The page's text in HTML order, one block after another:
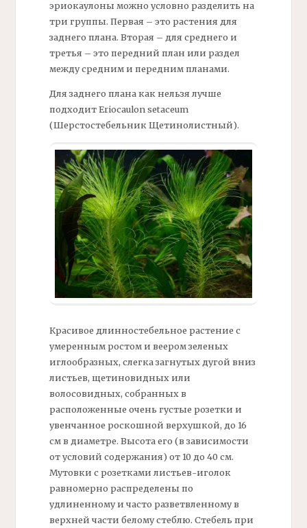
эриокаулоны можно условно разделить на
три группы. Первая – это растения для
заднего плана. Вторая – для среднего и
третья – это передний план или раздел
между средним и передним планами.
Для заднего плана как нельзя лучше
подходит Eriocaulon setaceum
(Шерстостебельник Щетинолистный).
Красивое длинностебельное растение с
умеренным ростом и веером зеленых
иглообразных, слегка загнутых дугой вниз
листьев, щетиновидных или
волосовидных, собранных в
расположенные очень густые розетки и
увенчанное роскошной верхушкой, до 16
см в диаметре. Высота его (в зависимости
от условий содержания) от 10 до 40 см.
Мутовки с розетками листьев-иголок
равномерно распределены по
удлиненному и часто разветвленному в
верхней части белому стеблю. Стебель при